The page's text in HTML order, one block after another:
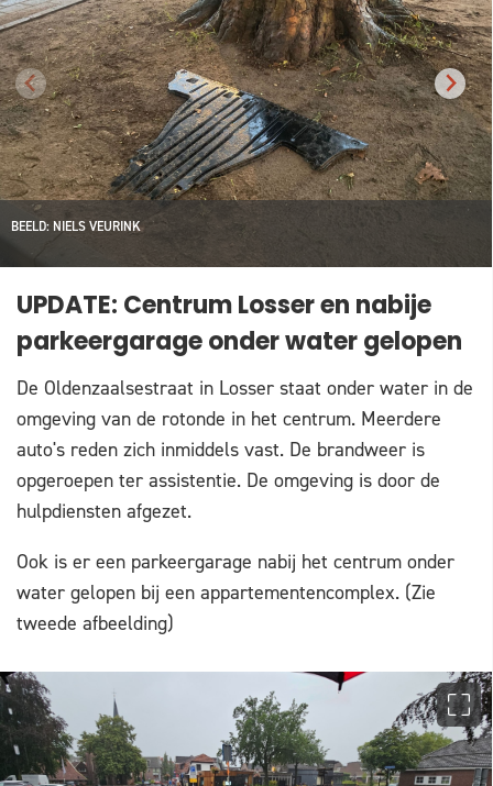
BEELD: NIELS VEURINK
UPDATE: Centrum Losser en nabije
parkeergarage onder water gelopen
De Oldenzaalsestraat in Losser staat onder water in de
omgeving van de rotonde in het centrum. Meerdere
auto's reden zich inmiddels vast. De brandweer is
opgeroepen ter assistentie. De omgeving is door de
hulpdiensten afgezet.
Ook is er een parkeergarage nabij het centrum onder
water gelopen bij een appartementencomplex. (Zie
tweede afbeelding)